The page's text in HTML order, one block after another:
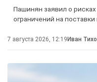
Пашинян заявил о
ограничений на
7 августа 2026, 12:19Иван